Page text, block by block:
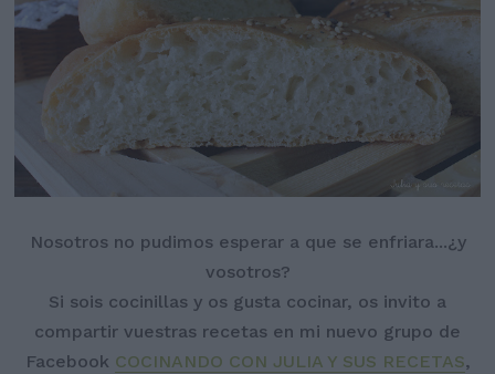
Nosotros no pudimos esperar a que se enfriara...¿y
vosotros?
Si sois cocinillas y os gusta cocinar, os invito a
compartir vuestras recetas en mi nuevo grupo de
Facebook COCINANDO CON JULIA Y SUS RECETAS,